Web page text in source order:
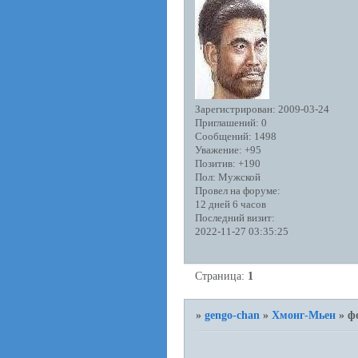
Зарегистрирован: 2009-03-24
Приглашений: 0
Сообщений: 1498
Уважение: +95
Позитив: +190
Пол: Мужской
Провел на форуме:
12 дней 6 часов
Последний визит:
2022-11-27 03:35:25
Страница: 1
»gengo-chan »Хмонг-Мьен »